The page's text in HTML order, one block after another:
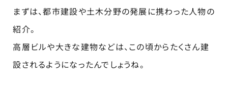
まずは、都市建設や土木分野の発展に携わった人物の
紹介。
高層ビルや大きな建物などは、この頃からたくさん建
設されるようになったんでしょうね。